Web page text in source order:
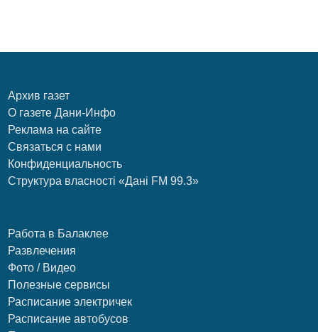
Архив газет
О газете Дани-Инфо
Реклама на сайте
Связаться с нами
Конфиденциальность
Структура власності «Дані FM 99.3»
Работа в Балаклее
Развлечения
Фото / Видео
Полезные сервисы
Расписание электричек
Расписание автобусов